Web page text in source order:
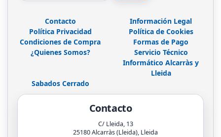
Contacto
Información Legal
Política Privacidad
Política de Cookies
Condiciones de Compra
Formas de Pago
¿Quienes Somos?
Servicio Técnico
Informático Alcarràs y
Lleida
Sabados Cerrado
Contacto
C/ Lleida, 13
25180Alcarràs (Lleida), Lleida